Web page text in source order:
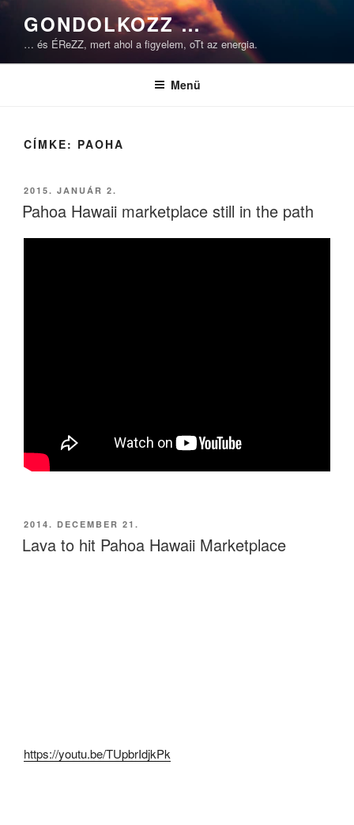
Tartalomhoz
GONDOLKOZZ …
… és ÉReZZ, mert ahol a figyelem, oTt az energia.
Menü
CÍMKE: PAOHA
BEKÜLDVE:
2015. JANUÁR 2.
Pahoa Hawaii marketplace still in the path
BEKÜLDVE:
2014. DECEMBER 21.
Lava to hit Pahoa Hawaii Marketplace
https://youtu.be/TUpbrIdjkPk